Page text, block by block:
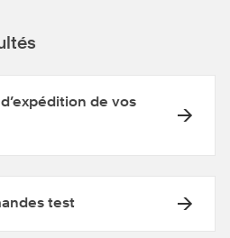
de vos
test